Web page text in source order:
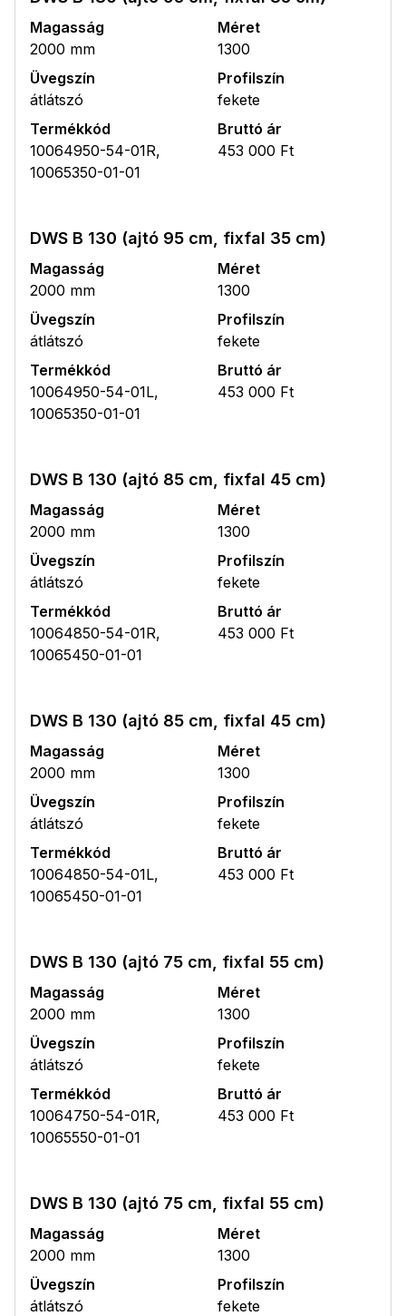
Magasság
2000 mm
Méret
1300
Üvegszín
átlátszó
Profilszín
fekete
Termékkód
10064950-54-01R,
10065350-01-01
Bruttó ár
453 000 Ft
DWS B 130 (ajtó 95 cm, fixfal 35 cm)
Magasság
2000 mm
Méret
1300
Üvegszín
átlátszó
Profilszín
fekete
Termékkód
10064950-54-01L,
10065350-01-01
Bruttó ár
453 000 Ft
DWS B 130 (ajtó 85 cm, fixfal 45 cm)
Magasság
2000 mm
Méret
1300
Üvegszín
átlátszó
Profilszín
fekete
Termékkód
10064850-54-01R,
10065450-01-01
Bruttó ár
453 000 Ft
DWS B 130 (ajtó 85 cm, fixfal 45 cm)
Magasság
2000 mm
Méret
1300
Üvegszín
átlátszó
Profilszín
fekete
Termékkód
10064850-54-01L,
10065450-01-01
Bruttó ár
453 000 Ft
DWS B 130 (ajtó 75 cm, fixfal 55 cm)
Magasság
2000 mm
Méret
1300
Üvegszín
átlátszó
Profilszín
fekete
Termékkód
10064750-54-01R,
10065550-01-01
Bruttó ár
453 000 Ft
DWS B 130 (ajtó 75 cm, fixfal 55 cm)
Magasság
2000 mm
Méret
1300
Üvegszín
átlátszó
Profilszín
fekete